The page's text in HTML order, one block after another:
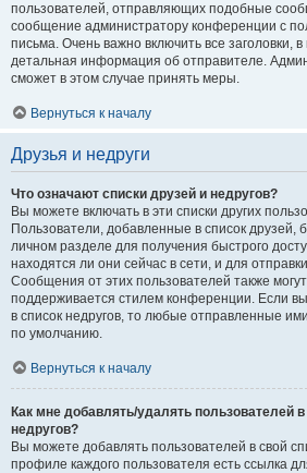
пользователей, отправляющих подобные
сообщение администратору конференции с
письма. Очень важно включить все заголовки,
детальная информация об отправителе.
сможет в этом случае принять меры.
Вернуться к началу
Друзья и недруги
Что означают списки друзей и недругов?
Вы можете включать в эти списки других
Пользователи, добавленные в список друзей,
личном разделе для получения быстрого
находятся ли они сейчас в сети, и для
Сообщения от этих пользователей также
поддерживается стилем конференции. Если
в список недругов, то любые отправленные
по умолчанию.
Вернуться к началу
Как мне добавлять/удалять пользователей
недругов?
Вы можете добавлять пользователей в свой
профиле каждого пользователя есть ссылка